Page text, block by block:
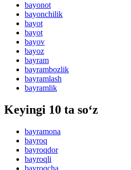
bayonot
bayonchilik
bayot
bayot
bayov
bayoz
bayram
bayrambozlik
bayramlash
bayramlik
Keyingi 10 ta so‘z
bayramona
bayroq
bayroqdor
bayroqli